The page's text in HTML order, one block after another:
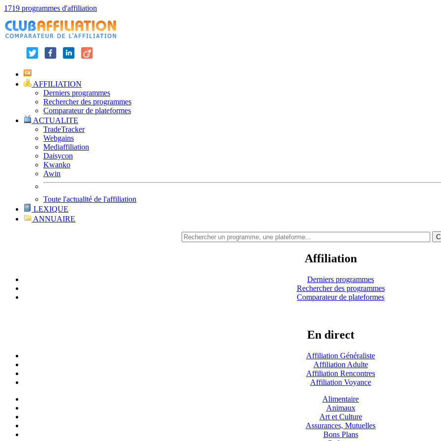
1719 programmes d'affiliation
AFFILIATION
Derniers programmes
Rechercher des programmes
Comparateur de plateformes
ACTUALITE
TradeTracker
Webgains
Mediaffiliation
Daisycon
Kwanko
Awin
Toute l'actualité de l'affiliation
LEXIQUE
ANNUAIRE
Affiliation
Derniers programmes
Rechercher des programmes
Comparateur de plateformes
En direct
Affiliation Généraliste
Affiliation Adulte
Affiliation Rencontres
Affiliation Voyance
Alimentaire
Animaux
Art et Culture
Assurances, Mutuelles
Bons Plans